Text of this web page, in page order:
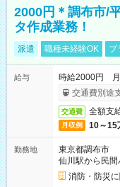
2000円＊調布市/
タ作成業務！
派遣 職種未経験OK ブ
給与
時給2000円 月
交通費別途
交通費 全額支
月収例 10～15
勤務地
東京都調布市
仙川駅から民
消防・防災